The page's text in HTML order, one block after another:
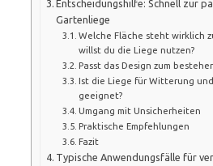
Entscheidungshilfe: Schnell zur
Gartenliege
Welche Fläche steht wirklich
willst du die Liege nutzen?
Passt das Design zum
Ist die Liege für Witterung
geeignet?
Umgang mit Unsicherheiten
Praktische Empfehlungen
Fazit
Typische Anwendungsfälle für